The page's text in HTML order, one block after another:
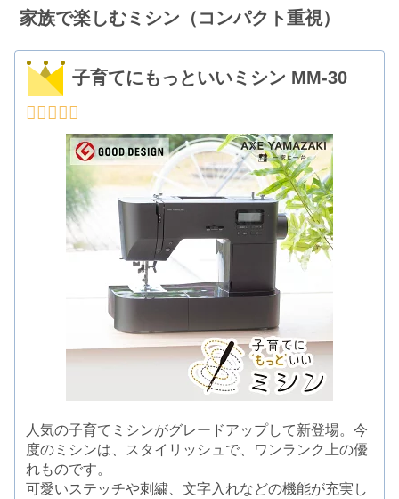
家族で楽しむミシン（コンパクト重視）
子育てにもっといいミシン MM-30
人気の子育てミシンがグレードアップして新登場。今
度のミシンは、スタイリッシュで、ワンランク上の優
れものです。
可愛いステッチや刺繍、文字入れなどの機能が充実し